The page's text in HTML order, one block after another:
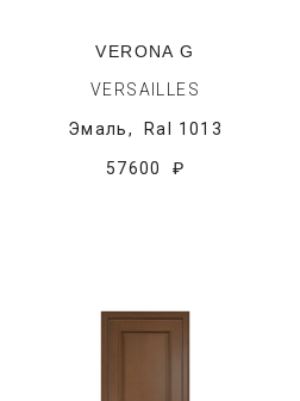
VERONA G
VERSAILLES
Эмаль, Ral 1013
57600 ₽